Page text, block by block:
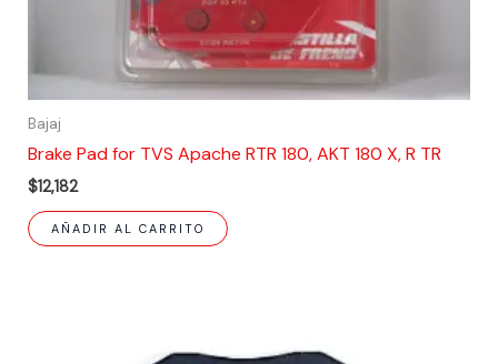
Bajaj
Brake Pad for TVS Apache RTR 180, AKT 180 X, R TR
$12,182
AÑADIR AL CARRITO